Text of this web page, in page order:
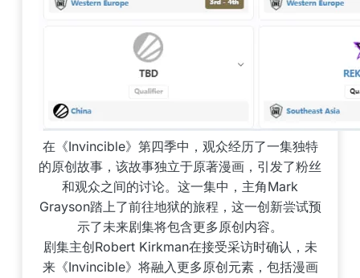
在《Invincible》第四季中，观众经历了一集独特
的原创故事，该故事独立于原著漫画，引发了粉丝
和观众之间的讨论。这一集中，主角Mark
Grayson踏上了前往地狱的旅程，这一创新尝试预
示了未来剧集将包含更多原创内容。
剧集主创Robert Kirkman在接受采访时确认，未
来《Invincible》将融入更多原创元素，包括漫画